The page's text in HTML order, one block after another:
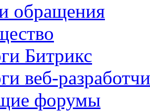
обращения
Битрикс
веб-
форумы